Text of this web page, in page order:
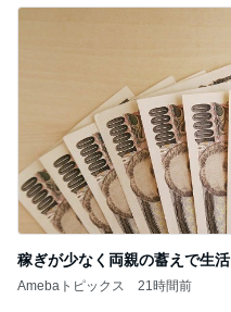
稼ぎが少なく両親の蓄えで生活
Amebaトピックス 21時間前